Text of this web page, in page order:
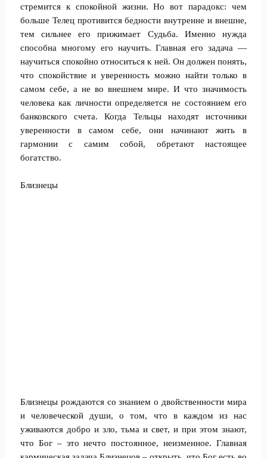
стремится к спокойной жизни. Но вот парадокс: чем
больше Телец противится бедности внутренне и внешне,
тем сильнее его прижимает Судьба. Именно нужда
способна многому его научить. Главная его задача —
научиться спокойно относиться к ней. Он должен понять,
что спокойствие и уверенность можно найти только в
самом себе, а не во внешнем мире. И что значимость
человека как личности определяется не состоянием его
банковского счета. Когда Тельцы находят источники
уверенности в самом себе, они начинают жить в
гармонии с самим собой, обретают настоящее
богатство.
Близнецы
Близнецы рождаются со знанием о двойственности мира
и человеческой души, о том, что в каждом из нас
уживаются добро и зло, тьма и свет, и при этом знают,
что Бог – это нечто постоянное, неизменное. Главная